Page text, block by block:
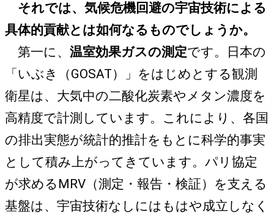
それでは、気候危機回避の宇宙技術による
具体的貢献とは如何なるものでしょうか。
第一に、 温室効果ガスの測定です。日本の
「いぶき（GOSAT）」をはじめとする観測
衛星は、大気中の二酸化炭素やメタン濃度を
高精度で計測しています。これにより、各国
の排出実態が統計的推計をもとに科学的事実
として積み上がってきています。パリ協定
が求めるMRV（測定・報告・検証）を支える
基盤は、宇宙技術なしにはもはや成立しなく